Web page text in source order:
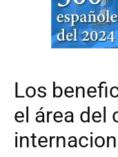
Los
el área del